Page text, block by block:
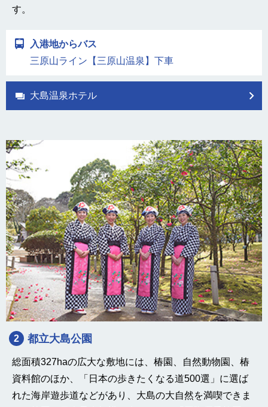
す。
入港地からバス
三原山ライン【三原山温泉】下車
大島温泉ホテル
2 都立大島公園
総面積327haの広大な敷地には、椿園、自然動物園、椿
資料館のほか、「日本の歩きたくなる道500選」に選ば
れた海岸遊歩道などがあり、大島の大自然を満喫できま